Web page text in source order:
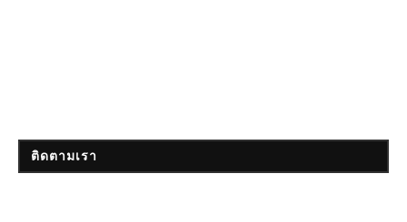
ติดตามเรา